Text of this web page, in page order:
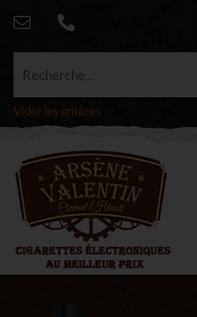
Recherche...
Vider les critères